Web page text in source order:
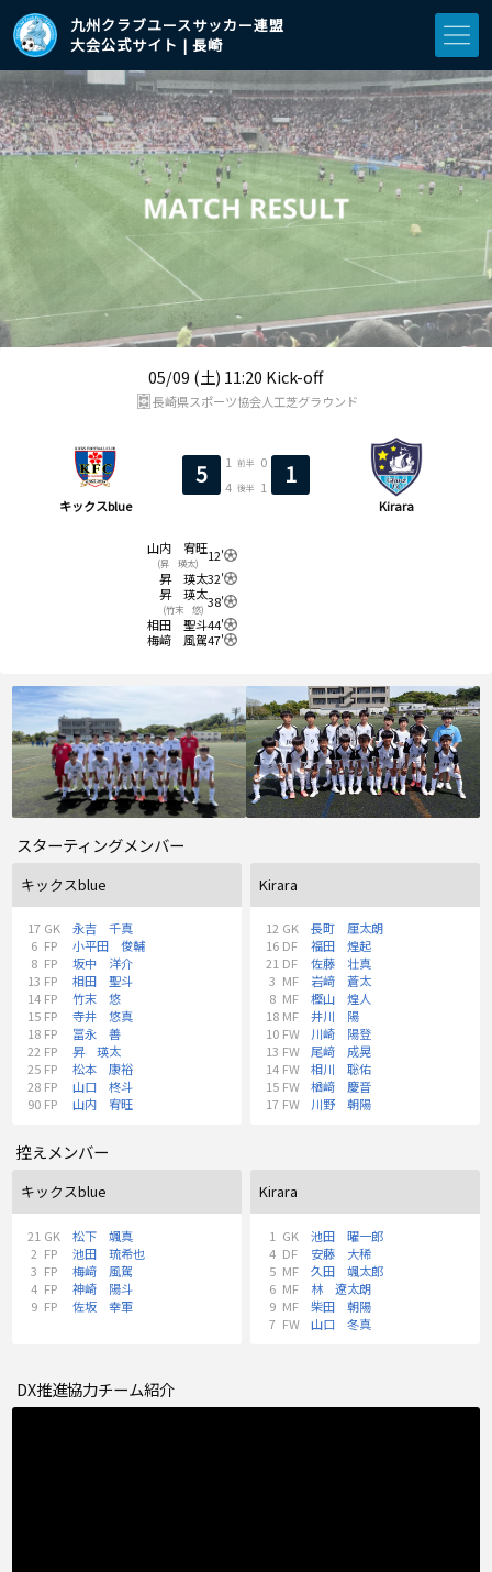
九州クラブユースサッカー連盟
大会公式サイト | 長崎
05/09 (土) 11:20 Kick-off
キックスblue
5 1 前半
0
4 後半 1 1
Kirara
12'
山内 宥旺
(昇 瑛太)
32'
昇 瑛太
38'
昇 瑛太
(竹末 悠)
44'
相田 聖斗
47'
梅﨑 風駕
長崎県スポーツ協会人工芝グラウンド
スターティングメンバー
キックスblue
17 GK
永吉 千真
6 FP
小平田 俊輔
8 FP
坂中 洋介
13 FP
相田 聖斗
14 FP
竹末 悠
15 FP
寺井 悠真
18 FP
冨永 善
22 FP
昇 瑛太
25 FP
松本 康裕
28 FP
山口 柊斗
90 FP 山内 宥旺
Kirara
12 GK
長町 厘太朗
16 DF
福田 煌起
21 DF
佐藤 壮真
3 MF
岩﨑 蒼太
8 MF
樫山 煌人
18 MF
井川 陽
10 FW
川崎 陽登
13 FW
尾﨑 成晃
14 FW
相川 聡佑
15 FW
楢﨑 慶音
17 FW 川野 朝陽
控えメンバー
キックスblue
21 GK
松下 颯真
2 FP
池田 琉希也
3 FP
梅﨑 風駕
4 FP
神崎 陽斗
9 FP 佐坂 幸軍
Kirara
1 GK
池田 曜一郎
4 DF
安藤 大稀
5 MF
久田 颯太郎
6 MF
林 遼太朗
9 MF
柴田 朝陽
7 FW 山口 冬真
DX推進協力チーム紹介